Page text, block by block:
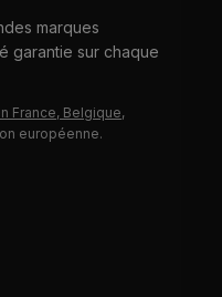
marques
garantie sur chaque
France, Belgique,
européenne.